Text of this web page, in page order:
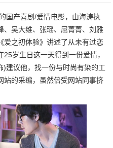
国产喜剧/爱情电影，由海涛执
、吴大维、张瑶、屈菁菁、刘雅
爱之初体验》讲述了从未有过恋
岁生日这一天得到一份爱情，
建议他，找一份与时尚有染的工
站的采编，虽然倍受网站同事挤